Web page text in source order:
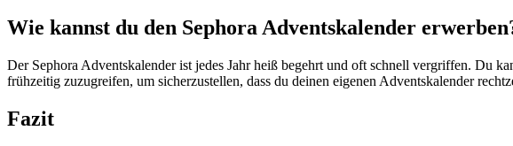
Wie kannst du den Sephora Adventskalender
Der Sephora Adventskalender ist jedes Jahr heiß begehrt und oft schnell vergriffen. Du
frühzeitig zuzugreifen, um sicherzustellen, dass du deinen eigenen Adventskalender
Fazit